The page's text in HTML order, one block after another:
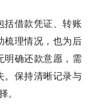
括借款凭证、转账
梳理情况，也为后
明确还款意愿，需
。保持清晰记录与
。